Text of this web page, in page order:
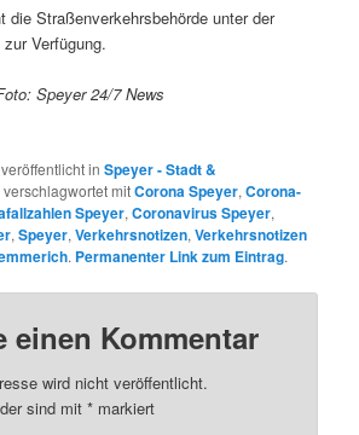
die Straßenverkehrsbehörde unter der
Verfügung.
Speyer 24/7 News
inSpeyer - Stadt &
verschlagwortet mitCorona Speyer,Corona-
Speyer,Coronavirus Speyer,
,Speyer,Verkehrsnotizen,Verkehrsnotizen
. Permanenter Link zum Eintrag.
einen Kommentar
wird nicht veröffentlicht.
sind mit* markiert